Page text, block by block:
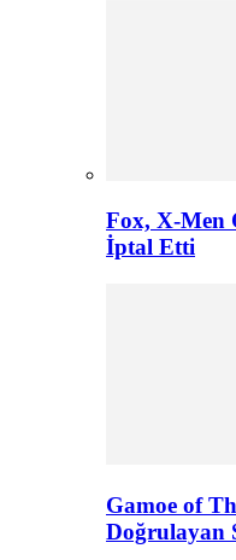
Fox, X-Men
İptal Etti
Gamoe of
Doğrulayan